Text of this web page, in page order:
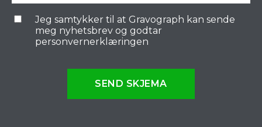
Jeg samtykker til at Gravograph kan sende
meg nyhetsbrev og godtar
personvernerklæringen
SEND SKJEMA